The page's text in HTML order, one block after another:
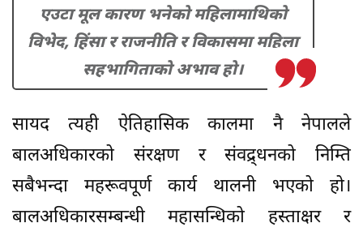
एउटा मूल कारण भनेको महिलामाथिको
विभेद, हिंसा र राजनीति र विकासमा महिला
सहभागिताको अभाव हो।
सायद त्यही ऐतिहासिक कालमा नै नेपालले
बालअधिकारको संरक्षण र संवद्र्धनको निम्ति
सबैभन्दा महरूवपूर्ण कार्य थालनी भएको हो।
बालअधिकारसम्बन्धी महासन्धिको हस्ताक्षर र